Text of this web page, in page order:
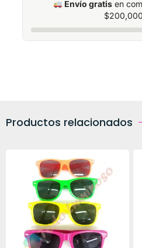
Envío gratis en
$
Productos relacionados